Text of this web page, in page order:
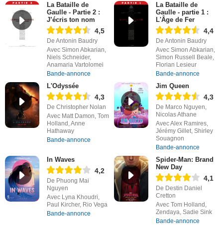
La Bataille de
Gaulle - Partie 2 :
J’écris ton nom
4,5
De Antonin Baudry
Avec Simon Abkarian,
Niels Schneider,
Anamaria Vartolomei
Bande-annonce
La Bataille de
Gaulle - partie 1 :
L'Âge de Fer
4,4
De Antonin Baudry
Avec Simon Abkarian,
Simon Russell Beale,
Florian Lesieur
Bande-annonce
L'Odyssée
4,3
De Christopher Nolan
Avec Matt Damon, Tom
Holland, Anne
Hathaway
Bande-annonce
Jim Queen
4,3
De Marco Nguyen,
Nicolas Athane
Avec Alex Ramires,
Jérémy Gillet, Shirley
Souagnon
Bande-annonce
In Waves
4,2
De Phuong Mai
Nguyen
Avec Lyna Khoudri,
Paul Kircher, Rio Vega
Bande-annonce
Spider-Man: Brand
New Day
4,1
De Destin Daniel
Cretton
Avec Tom Holland,
Zendaya, Sadie Sink
Bande-annonce